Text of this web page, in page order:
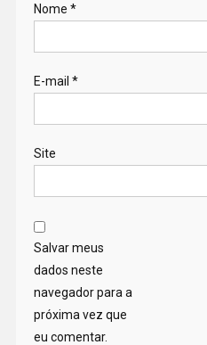
Nome *
E-mail *
Site
Salvar meus
dados neste
navegador para a
próxima vez que
eu comentar.